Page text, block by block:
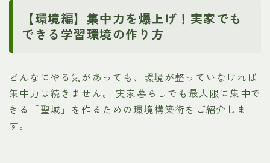
【環境編】集中力を爆上げ！実家でも
できる学習環境の作り方
どんなにやる気があっても、環境が整っていなければ
集中力は続きません。 実家暮らしでも最大限に集中で
きる「聖域」を作るための環境構築術をご紹介しま
す。